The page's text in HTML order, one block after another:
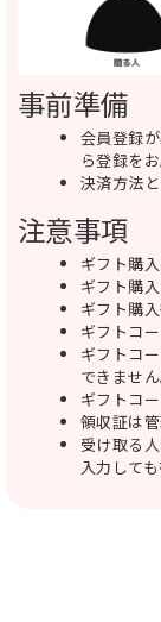
事前準備
会員登録
ら登録をお
決済方法
注意事項
ギフト購
ギフト購
ギフト購
ギフトコ
ギフトコ
できません
ギフトコ
領収証は
受け取る
入力して